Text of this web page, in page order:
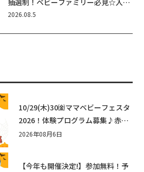
抽選制！ベビーファミリー必見☆入場
無料☆10/29(木)30(金)ママベビーフ
エリ守山
2026.08.5
10/29(木)30㈮ママベビーフェスタ
2026！体験プログラム募集♪赤ち
ゃん向けイベントに出演しません
2026年08月6日
【今年も開催決定!】参加無料！予